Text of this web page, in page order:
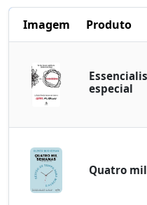
Imagem Produto
especial
Quatro